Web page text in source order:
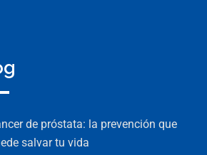
de próstata: la prevención que
salvar tu vida